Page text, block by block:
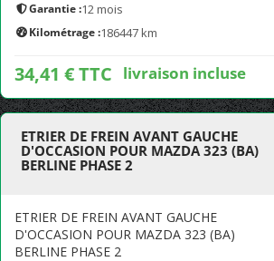
Garantie :12 mois
Kilométrage :186447 km
34,41 € TTC livraison incluse
ETRIER DE FREIN AVANT GAUCHE
D'OCCASION POUR MAZDA 323 (BA)
BERLINE PHASE 2
ETRIER DE FREIN AVANT GAUCHE
D'OCCASION POUR MAZDA 323 (BA)
BERLINE PHASE 2